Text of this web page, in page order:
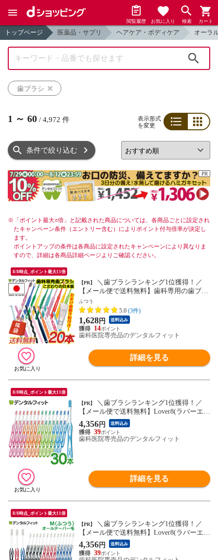
閲覧履歴 お気に入り 検索 カート
トップページ 医薬品・サプリ ヘアケア・ボディケア オーラ
歯ブラシ
1 ～ 60 / 4,972 件
表示形式
を変更
条件で絞り込む
PR
※ 「ポイント最大○倍」と記載された商品については、各商品ごとに設定され
たキャンペーン条件（エントリー含む）によりポイント付与倍率が決定し
ます。
ポイントアップの条件は各商品に設定されたキャンペーンにより異なりま
すので、詳細は各商品詳細ページよりご確認ください。
8/8時点_ポイント最大11倍
【PR】
【メール便で送料無料】歯科専用の歯ブラ
シ アソート20本セット福袋 ふつう ≪歯ブ
ラシは全て日本製のこだわり福袋≫※返品
不可 アパガード リナメル(20g)おまけ付
（メール便2点まで） set
ふつう
5.0 (3件)
1,628円 送料込み
14
歯科医院専売品のデンタルフィット
詳細を見る
8/8時点_ポイント最大11倍
【PR】
【メール便で送料無料】Lover8(ラバーエイ
ト) 歯ブラシ カラー歯ブラシ MSやややわ
らかめ 30本入(4色アソート)（メール便1点
まで）
4,356円 送料込み
39
歯科医院専売品のデンタルフィット
詳細を見る
8/8時点_ポイント最大11倍
【PR】
【メール便で送料無料】Lover8(ラバーエイ
ト) 歯ブラシ オールテーパー毛 Mふつう 3
0本入【Ciメディカル 歯ブラシ】(メール便
4,356円 送料込み
39